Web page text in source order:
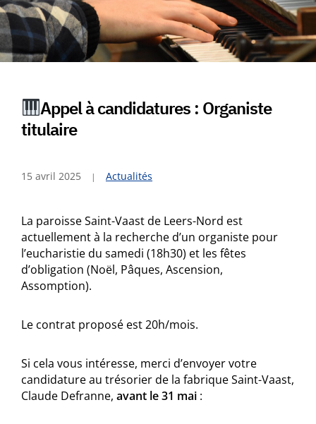
Appel à candidatures : Organiste
titulaire
15 avril 2025 Actualités
La paroisse Saint-Vaast de Leers-Nord est
actuellement à la recherche d’un organiste pour
l’eucharistie du samedi (18h30) et les fêtes
d’obligation (Noël, Pâques, Ascension,
Assomption).
Le contrat proposé est 20h/mois.
Si cela vous intéresse, merci d’envoyer votre
candidature au trésorier de la fabrique Saint-Vaast,
Claude Defranne, avant le 31 mai :